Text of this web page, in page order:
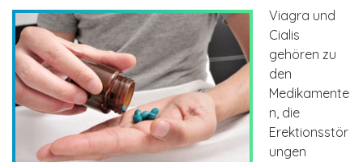
Viagra und
Cialis
gehören zu
den
Medikamente
n, die
Erektionsstör
ungen